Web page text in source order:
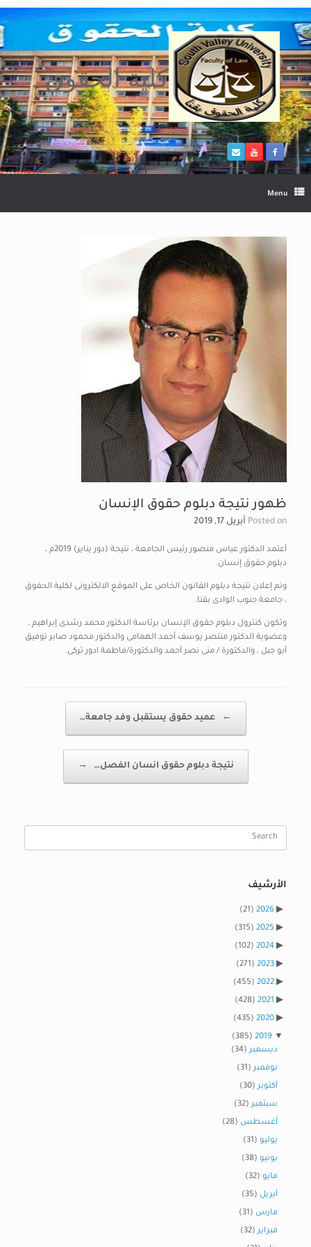
Skip
to
content
كلية الحقوق
Menu
ظهور نتيجة دبلوم حقوق الإنسان
Posted on أبريل 17, 2019
أعتمد الدكتور عباس منصور رئيس الجامعة ، نتيجة (دور يناير) 2019م ،
دبلوم حقوق إنسان.
وتم إعلان نتيجة دبلوم القانون الخاص على الموقع الالكترونى لكلية الحقوق
، جامعة جنوب الوادى بقنا.
وتكون كنترول دبلوم حقوق الإنسان برئاسة الدكتور محمد رشدى إبراهيم ،
وعضوية الدكتور منتصر يوسف أحمد الهمامى والدكتور محمود صابر توفيق
أبو جبل ، والدكتورة / منى نصر أحمد والدكتورة/فاطمة ادور تركى.
← عميد حقوق يستقبل وفد جامعة…
نتيجة دبلوم حقوق انسان الفصل… →
Search
الأرشيف
2026
(21)
2025
(315)
2024
(102)
2023
(271)
2022
(455)
2021
(428)
2020
(435)
2019
(385)
ديسمبر(34)
نوفمبر(31)
أكتوبر(30)
سبتمبر(32)
أغسطس (28)
يوليو (31)
يونيو (38)
مايو (32)
أبريل (35)
مارس (31)
فبراير(32)